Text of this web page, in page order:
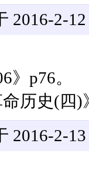
2016-2-
》p76。
历史(四)
2016-2-